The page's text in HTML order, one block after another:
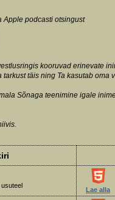
Apple podcasti otsingust
kooruvad erinevate
täis ning Ta kasutab oma
Sõnaga teenimine igale
Lae alla